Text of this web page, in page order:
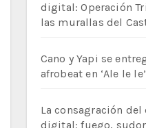
digital: Operación
las murallas del
Cano y Yapi se
afrobeat en ‘Ale le le’
La consagración del
digital: fuego, sudor